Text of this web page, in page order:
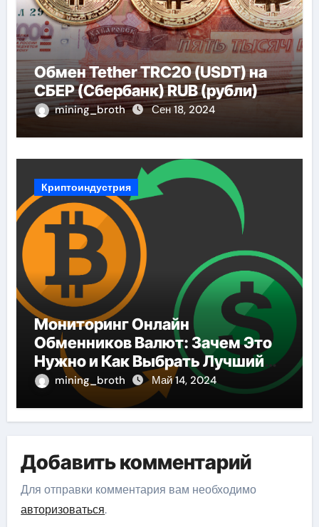
Обмен Tether TRC20 (USDT) на
СБЕР (Сбербанк) RUB (рубли)
mining_broth Сен 18, 2024
Криптоиндустрия
Мониторинг Онлайн
Обменников Валют: Зачем Это
Нужно и Как Выбрать Лучший
Сервис
mining_broth Май 14, 2024
Добавить комментарий
Для отправки комментария вам необходимо
авторизоваться.